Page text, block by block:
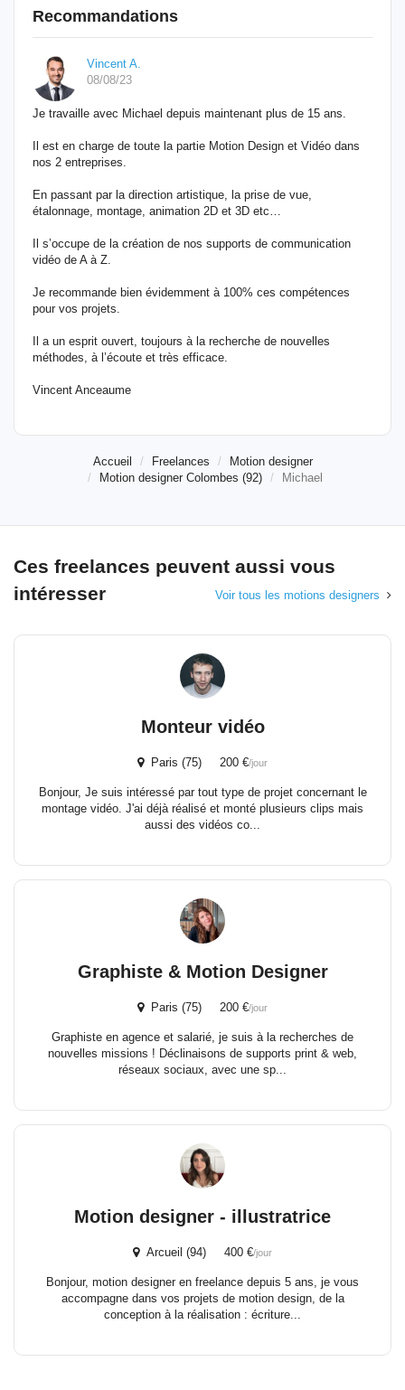
Recommandations
Vincent A.
08/08/23
Je travaille avec Michael depuis maintenant plus de 15 ans.
Il est en charge de toute la partie Motion Design et Vidéo dans
nos 2 entreprises.
En passant par la direction artistique, la prise de vue,
étalonnage, montage, animation 2D et 3D etc…
Il s’occupe de la création de nos supports de communication
vidéo de A à Z.
Je recommande bien évidemment à 100% ces compétences
pour vos projets.
Il a un esprit ouvert, toujours à la recherche de nouvelles
méthodes, à l’écoute et très efficace.
Vincent Anceaume
Accueil Freelances
Motion designer
Motion designer Colombes (92)
Michael
Ces freelances peuvent aussi vous
intéresser
Voir tous les motions designers
Monteur vidéo
Paris (75) 200 €/jour
Bonjour, Je suis intéressé par tout type de projet concernant le
montage vidéo. J'ai déjà réalisé et monté plusieurs clips mais
aussi des vidéos co...
Graphiste & Motion Designer
Paris (75) 200 €/jour
Graphiste en agence et salarié, je suis à la recherches de
nouvelles missions ! Déclinaisons de supports print & web,
réseaux sociaux, avec une sp...
Motion designer - illustratrice
Arcueil (94) 400 €/jour
Bonjour, motion designer en freelance depuis 5 ans, je vous
accompagne dans vos projets de motion design, de la
conception à la réalisation : écriture...